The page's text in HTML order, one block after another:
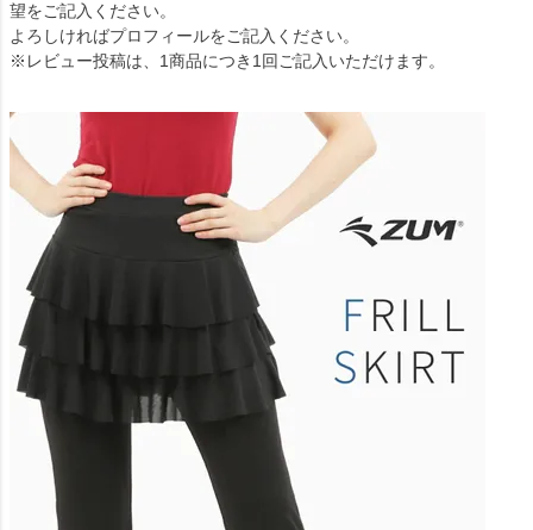
望をご記入ください。
よろしければプロフィールをご記入ください。
※レビュー投稿は、1商品につき1回ご記入いただけます。